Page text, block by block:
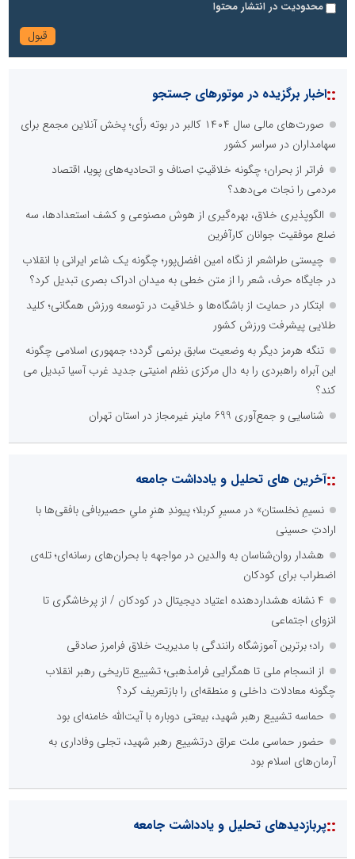
محدودیت در انتشار محتوا
::اخبار برگزیده در موتورهای جستجو
صورت‌های مالی سال ۱۴۰۴ کالبر در بوته رأی؛ پخش آنلاین مجمع برای
سهامداران در سراسر کشور
فراتر از بحران؛ چگونه خلاقیتِ اصناف و اتحادیه‌های پویا، اقتصاد
مردمی را نجات می‌دهد؟
الگوپذیری خلاق، بهره‌گیری از هوش مصنوعی و کشف استعدادها، سه
ضلع موفقیت جوانان کارآفرین
چیستی طراشعر از نگاه امین افضل‌پور؛ چگونه یک شاعر ایرانی با انقلاب
در جایگاه حرف، شعر را از متن خطی به میدان ادراک بصری تبدیل کرد؟
ابتکار در حمایت از باشگاه‌ها و خلاقیت در توسعه ورزش همگانی؛ کلید
طلایی پیشرفت ورزش کشور
تنگه هرمز دیگر به وضعیت سابق برنمی گردد؛ جمهوری اسلامی چگونه
این آبراه راهبردی را به دال مرکزی نظم امنیتی جدید غرب آسیا تبدیل می
کند؟
شناسایی و جمع‌آوری 699 ماینر غیرمجاز در استان تهران
::آخرین های تحلیل و یادداشت جامعه
نسیمِ نخلستان» در مسیرِ کربلا؛ پیوندِ هنرِ ملیِ حصیربافی بافقی‌ها با
ارادتِ حسینی
هشدار روان‌شناسان به والدین در مواجهه با بحران‌های رسانه‌ای؛ تله‌ی
اضطراب برای کودکان
۴ نشانه هشداردهنده اعتیاد دیجیتال در کودکان / از پرخاشگری تا
انزوای اجتماعی
راد؛ برترین آموزشگاه رانندگی با مدیریت خلاق فرامرز صادقی
از انسجام ملی تا همگرایی فرامذهبی؛ تشییع تاریخی رهبر انقلاب
چگونه معادلات داخلی و منطقه‌ای را بازتعریف کرد؟
حماسه تشییع رهبر شهید، بیعتی دوباره با آیت‌الله خامنه‌ای بود
حضور حماسی ملت عراق درتشییع رهبر شهید، تجلی وفاداری به
آرمان‌های اسلام بود
::پربازدیدهای تحلیل و یادداشت جامعه